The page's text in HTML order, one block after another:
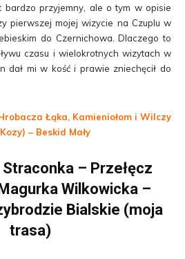
bardzo przyjemny, ale o tym w opisie
pierwszej mojej wizycie na Czuplu w
do Czernichowa. Dlaczego to
czasu i wielokrotnych wizytach w
dał mi w kość i prawie zniechęcił do
Łąka, Kamieniołom i Wilczy
– Beskid Mały
– Przełęcz
Wilkowicka –
Bialskie (moja
trasa)